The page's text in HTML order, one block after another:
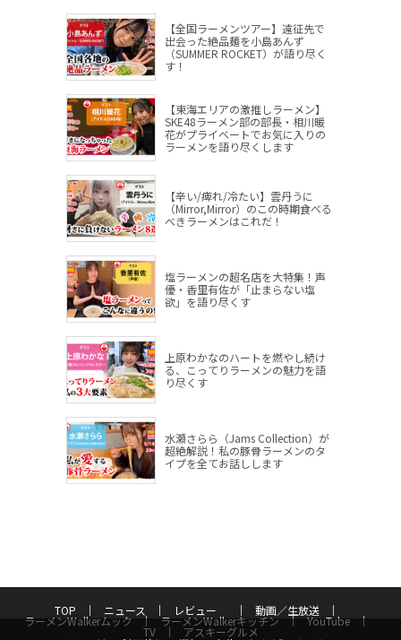
【全国ラーメンツアー】遠征先で
出会った絶品麺を小島あんず
（SUMMER ROCKET）が語り尽く
す！
【東海エリアの激推しラーメン】
SKE48ラーメン部の部長・相川暖
花がプライベートでお気に入りの
ラーメンを語り尽くします
【辛い/痺れ/冷たい】雲丹うに
（Mirror,Mirror）のこの時期食べる
べきラーメンはこれだ！
塩ラーメンの超名店を大特集！声
優・香里有佐が「止まらない塩
欲」を語り尽くす
上原わかなのハートを燃やし続け
る、こってりラーメンの魅力を語
り尽くす
水瀬さらら（Jams Collection）が
超絶解説！私の豚骨ラーメンのタ
イプを全てお話しします
TOP ニュース レビュー 動画／生放送
ラーメンWalkerムック ラーメンWalkerキッチン YouTube
TV アスキーグルメ